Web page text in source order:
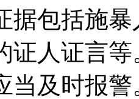
据包括施
证人证言
当及时报